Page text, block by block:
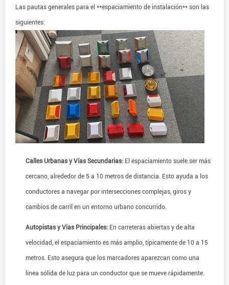
Las pautas generales para el **espaciamiento de instalación** son las
siguientes:
Calles Urbanas y Vías Secundarias: El espaciamiento suele ser más
cercano, alrededor de 5 a 10 metros de distancia. Esto ayuda a los
conductores a navegar por intersecciones complejas, giros y
cambios de carril en un entorno urbano concurrido.
Autopistas y Vías Principales: En carreteras abiertas y de alta
velocidad, el espaciamiento es más amplio, típicamente de 10 a 15
metros. Esto asegura que los marcadores aparezcan como una
línea sólida de luz para un conductor que se mueve rápidamente.